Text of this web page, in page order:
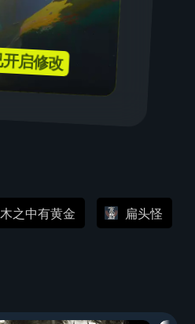
启修改
之中有黄金 扁头怪